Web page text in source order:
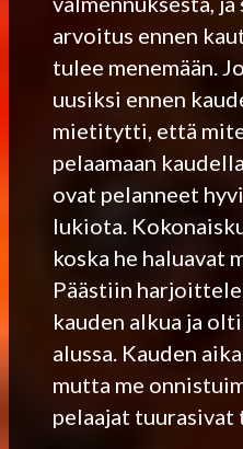
arvoitus ennen
tulee menemään.
uusiksi ennen
mietitytti, että
pelaamaan
ovat pelanneet
lukiota.
koska he haluavat
Päästiin
kauden alkua ja
alussa. Kauden
mutta me
pelaajat tuurasivat